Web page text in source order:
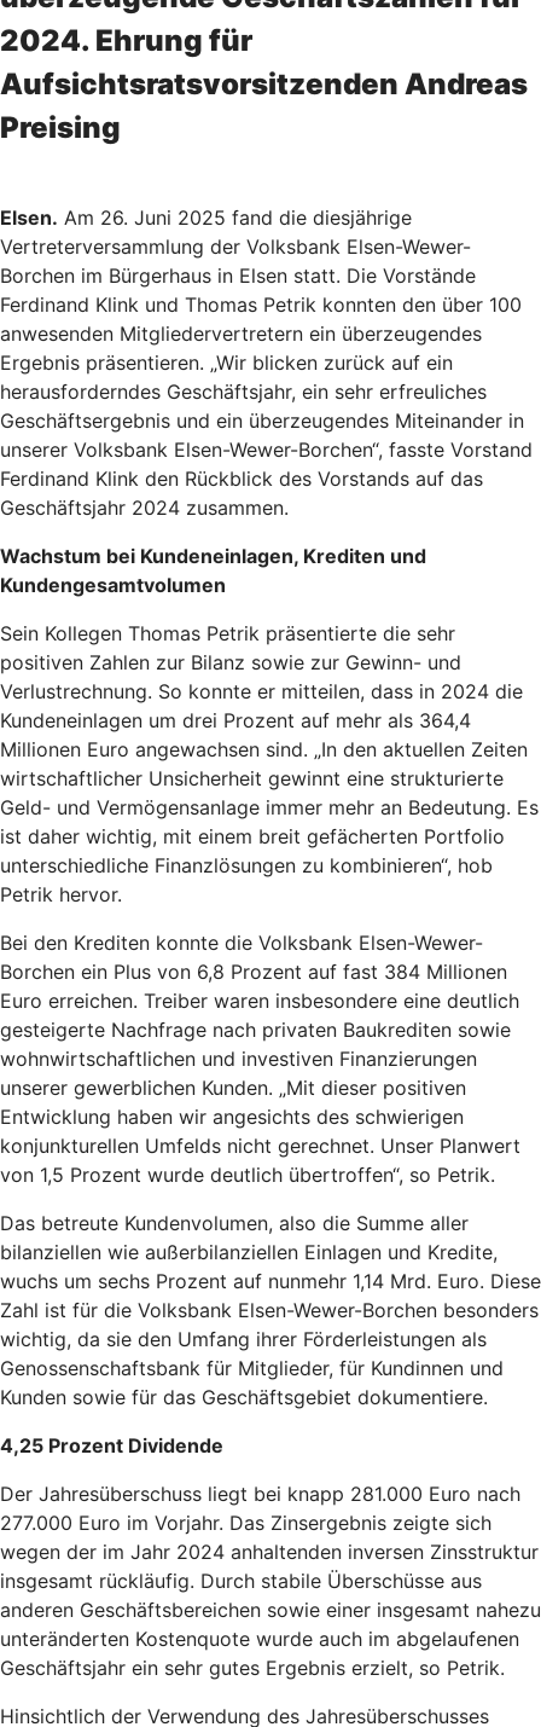
2024. Ehrung für
Aufsichtsratsvorsitzenden Andreas
Preising
Elsen. Am 26. Juni 2025 fand die diesjährige
Vertreterversammlung der Volksbank Elsen-Wewer-
Borchen im Bürgerhaus in Elsen statt. Die Vorstände
Ferdinand Klink und Thomas Petrik konnten den über 100
anwesenden Mitgliedervertretern ein überzeugendes
Ergebnis präsentieren. „Wir blicken zurück auf ein
herausforderndes Geschäftsjahr, ein sehr erfreuliches
Geschäftsergebnis und ein überzeugendes Miteinander in
unserer Volksbank Elsen-Wewer-Borchen“, fasste Vorstand
Ferdinand Klink den Rückblick des Vorstands auf das
Geschäftsjahr 2024 zusammen.
Wachstum bei Kundeneinlagen, Krediten und
Kundengesamtvolumen
Sein Kollegen Thomas Petrik präsentierte die sehr
positiven Zahlen zur Bilanz sowie zur Gewinn- und
Verlustrechnung. So konnte er mitteilen, dass in 2024 die
Kundeneinlagen um drei Prozent auf mehr als 364,4
Millionen Euro angewachsen sind. „In den aktuellen Zeiten
wirtschaftlicher Unsicherheit gewinnt eine strukturierte
Geld- und Vermögensanlage immer mehr an Bedeutung. Es
ist daher wichtig, mit einem breit gefächerten Portfolio
unterschiedliche Finanzlösungen zu kombinieren“, hob
Petrik hervor.
Bei den Krediten konnte die Volksbank Elsen-Wewer-
Borchen ein Plus von 6,8 Prozent auf fast 384 Millionen
Euro erreichen. Treiber waren insbesondere eine deutlich
gesteigerte Nachfrage nach privaten Baukrediten sowie
wohnwirtschaftlichen und investiven Finanzierungen
unserer gewerblichen Kunden. „Mit dieser positiven
Entwicklung haben wir angesichts des schwierigen
konjunkturellen Umfelds nicht gerechnet. Unser Planwert
von 1,5 Prozent wurde deutlich übertroffen“, so Petrik.
Das betreute Kundenvolumen, also die Summe aller
bilanziellen wie außerbilanziellen Einlagen und Kredite,
wuchs um sechs Prozent auf nunmehr 1,14 Mrd. Euro. Diese
Zahl ist für die Volksbank Elsen-Wewer-Borchen besonders
wichtig, da sie den Umfang ihrer Förderleistungen als
Genossenschaftsbank für Mitglieder, für Kundinnen und
Kunden sowie für das Geschäftsgebiet dokumentiere.
4,25 Prozent Dividende
Der Jahresüberschuss liegt bei knapp 281.000 Euro nach
277.000 Euro im Vorjahr. Das Zinsergebnis zeigte sich
wegen der im Jahr 2024 anhaltenden inversen Zinsstruktur
insgesamt rückläufig. Durch stabile Überschüsse aus
anderen Geschäftsbereichen sowie einer insgesamt nahezu
unteränderten Kostenquote wurde auch im abgelaufenen
Geschäftsjahr ein sehr gutes Ergebnis erzielt, so Petrik.
Hinsichtlich der Verwendung des Jahresüberschusses